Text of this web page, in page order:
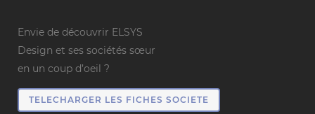
Envie de découvrir ELSYS
Design et ses sociétés sœur
en un coup d’oeil ?
TELECHARGER LES FICHES SOCIETE